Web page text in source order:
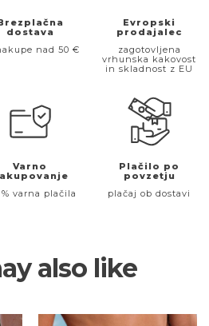
dostava
nad 50 €
Evropski
prodajalec
zagotovljena
vrhunska kakovost
in skladnost z EU
Varno
% varna plačila
Plačilo po
povzetju
plačaj ob dostavi
also like